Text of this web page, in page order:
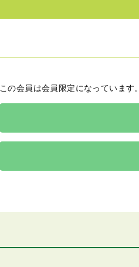
この会員は会員限定になっています。